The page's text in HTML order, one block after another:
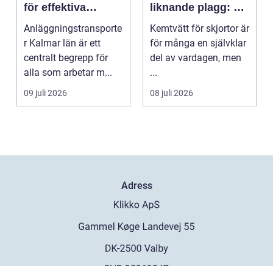
för effektiva
byggprojekt
Anläggningstransporte
r Kalmar län är ett
centralt begrepp för
alla som arbetar m...
09 juli 2026
liknande plagg: Så
fungerar
professionell
klädvård i
Kemtvätt för skjortor är
för många en självklar
del av vardagen, men
...
08 juli 2026
Adress